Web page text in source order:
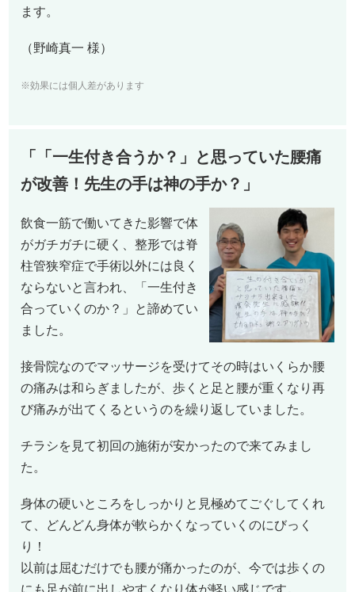
ます。
（野崎真一 様）
※効果には個人差があります
「「一生付き合うか？」と思っていた腰痛
が改善！先生の手は神の手か？」
飲食一筋で働いてきた影響で体
がガチガチに硬く、整形では脊
柱管狭窄症で手術以外には良く
ならないと言われ、「一生付き
合っていくのか？」と諦めてい
ました。
接骨院なのでマッサージを受けてその時はいくらか腰
の痛みは和らぎましたが、歩くと足と腰が重くなり再
び痛みが出てくるというのを繰り返していました。
チラシを見て初回の施術が安かったので来てみまし
た。
身体の硬いところをしっかりと見極めてごぐしてくれ
て、どんどん身体が軟らかくなっていくのにびっく
り！
以前は屈むだけでも腰が痛かったのが、今では歩くの